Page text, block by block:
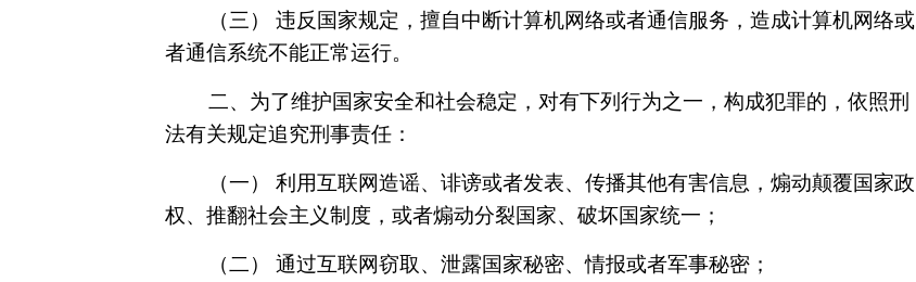
（三） 违反国家规定，擅自中断计算机网络或者通信服务，造成计算机网络或
者通信系统不能正常运行。
二、为了维护国家安全和社会稳定，对有下列行为之一，构成犯罪的，依照刑
法有关规定追究刑事责任：
（一） 利用互联网造谣、诽谤或者发表、传播其他有害信息，煽动颠覆国家政
权、推翻社会主义制度，或者煽动分裂国家、破坏国家统一；
（二） 通过互联网窃取、泄露国家秘密、情报或者军事秘密；